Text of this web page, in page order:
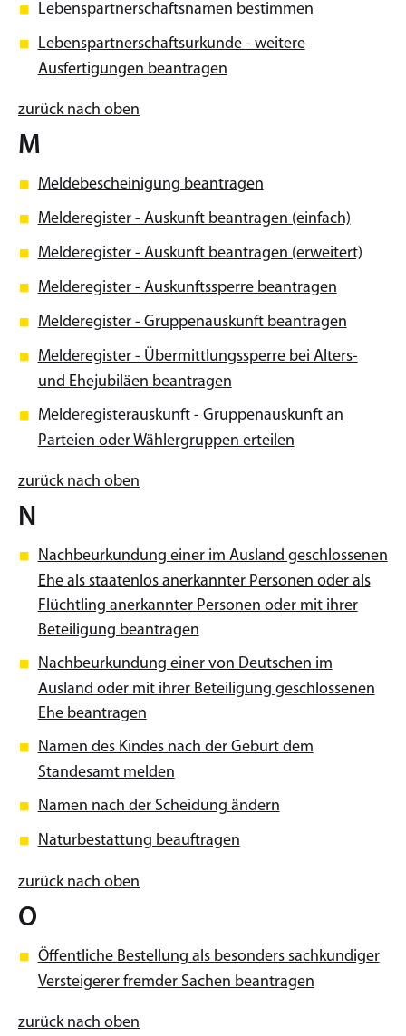
Lebenspartnerschaftsnamen bestimmen
Lebenspartnerschaftsurkunde - weitere
Ausfertigungen beantragen
zurück nach oben
M
Meldebescheinigung beantragen
Melderegister - Auskunft beantragen (einfach)
Melderegister - Auskunft beantragen (erweitert)
Melderegister - Auskunftssperre beantragen
Melderegister - Gruppenauskunft beantragen
Melderegister - Übermittlungssperre bei Alters-
und Ehejubiläen beantragen
Melderegisterauskunft - Gruppenauskunft an
Parteien oder Wählergruppen erteilen
zurück nach oben
N
Nachbeurkundung einer im Ausland geschlossenen
Ehe als staatenlos anerkannter Personen oder als
Flüchtling anerkannter Personen oder mit ihrer
Beteiligung beantragen
Nachbeurkundung einer von Deutschen im
Ausland oder mit ihrer Beteiligung geschlossenen
Ehe beantragen
Namen des Kindes nach der Geburt dem
Standesamt melden
Namen nach der Scheidung ändern
Naturbestattung beauftragen
zurück nach oben
O
Öffentliche Bestellung als besonders sachkundiger
Versteigerer fremder Sachen beantragen
zurück nach oben